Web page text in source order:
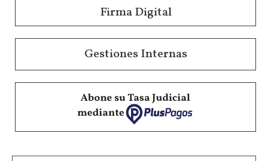
Firma Digital
Gestiones Internas